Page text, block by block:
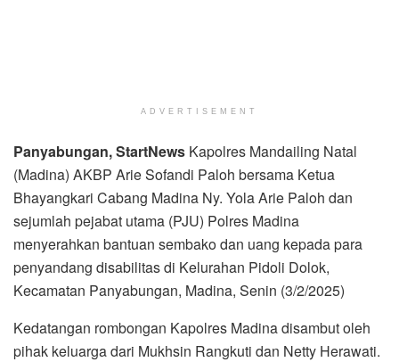
ADVERTISEMENT
Panyabungan, StartNews Kapolres Mandailing Natal
(Madina) AKBP Arie Sofandi Paloh bersama Ketua
Bhayangkari Cabang Madina Ny. Yola Arie Paloh dan
sejumlah pejabat utama (PJU) Polres Madina
menyerahkan bantuan sembako dan uang kepada para
penyandang disabilitas di Kelurahan Pidoli Dolok,
Kecamatan Panyabungan, Madina, Senin (3/2/2025)
Kedatangan rombongan Kapolres Madina disambut oleh
pihak keluarga dari Mukhsin Rangkuti dan Netty Herawati.